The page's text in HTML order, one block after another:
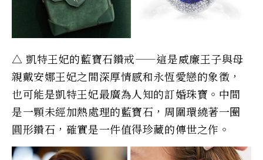
△ 凱特王妃的藍寶石鑽戒——這是威廉王子與母
親戴安娜王妃之間深厚情感和永恆愛戀的象徵，
也可能是凱特王妃最廣為人知的訂婚珠寶。中間
是一顆未經加熱處理的藍寶石，周圍環繞著一圈
圓形鑽石，確實是一件值得珍藏的傳世之作。